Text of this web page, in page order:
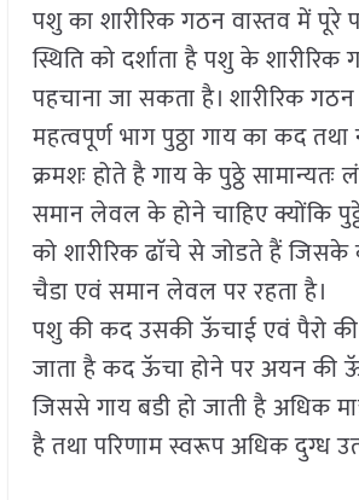
पशु का शारीरिक गठन वास्तव में पूरे
स्थिति को दर्शाता है पशु के
पहचाना जा सकता है। शारीरिक
महत्वपूर्ण भाग पुठ्ठा गाय का कद
क्रमशः होते है गाय के पुठ्ठे
समान लेवल के होने चाहिए क्योंकि
को शारीरिक ढाॅचे से जोडते हैं
चैडा एवं समान लेवल पर रहता है।
पशु की कद उसकी ऊॅचाई एवं पैरो
जाता है कद ऊॅचा होने पर अयन की
जिससे गाय बडी हो जाती है अधिक
है तथा परिणाम स्वरूप अधिक दुग्ध